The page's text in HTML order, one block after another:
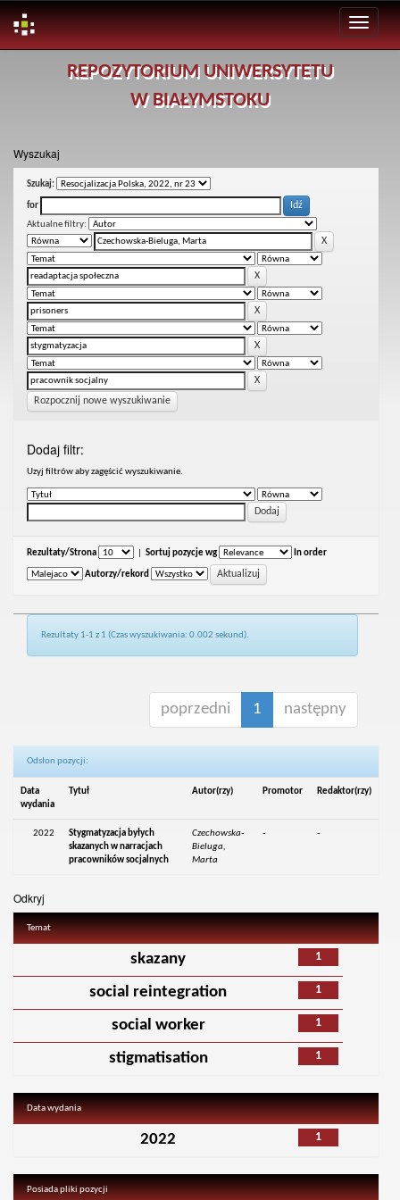
REPOZYTORIUM UNIWERSYTETU
W BIAŁYMSTOKU
Wyszukaj
Szukaj:
for
Aktualne filtry:
Rozpocznij nowe wyszukiwanie
Dodaj filtr:
Uzyj filtrów aby zagęścić wyszukiwanie.
Rezultaty/Strona Sortuj pozycje wg In order
Autorzy/rekord
Rezultaty 1-1 z 1 (Czas wyszukiwania: 0.002 sekund).
poprzedni 1 następny
Odsłon pozycji:
Data
wydania
Tytuł Autor(rzy) Promotor Redaktor(rzy)
2022
Stygmatyzacja byłych
skazanych w narracjach
pracowników socjalnych
Czechowska-
Bieluga,
Marta
- -
Odkryj
Temat
1
skazany
1
social reintegration
1
social worker
1
stigmatisation
Data wydania
1
2022
Posiada pliki pozycji